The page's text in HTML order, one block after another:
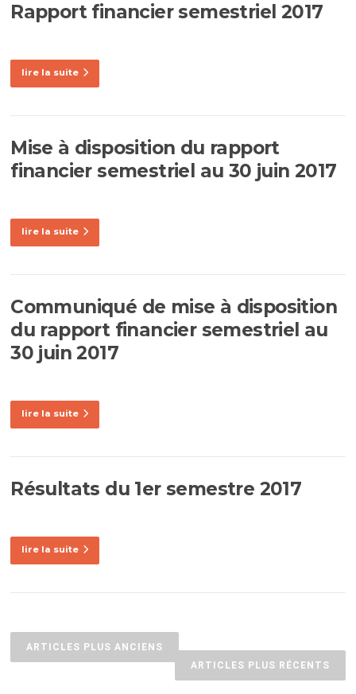
Rapport financier semestriel 2017
lire la suite
Mise à disposition du rapport
financier semestriel au 30 juin 2017
lire la suite
Communiqué de mise à disposition
du rapport financier semestriel au
30 juin 2017
lire la suite
Résultats du 1er semestre 2017
lire la suite
des
articles
ARTICLES PLUS ANCIENS
ARTICLES PLUS RÉCENTS